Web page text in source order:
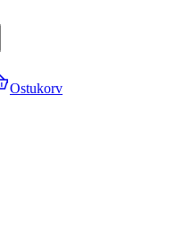
Ostukorv